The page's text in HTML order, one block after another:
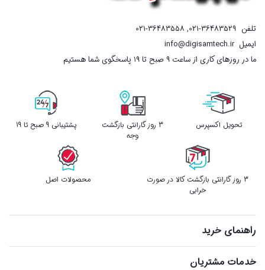
تلفن 021-36483529
,
021-36483558
ایمیلinfo@digisamtech.ir
ما در روزهای کاری از ساعت ۹ صبح تا ۱۹ پاسخگوی شما هستیم
تحویل اکسپرس
3 روز گارانتی بازگشت
وجه
پشتیبانی 9 صبح تا 19
3 روز گارانتی بازگشت کالا در صورت
خرابی
محصولات اصل
راهنمای خرید
خدمات مشتریان